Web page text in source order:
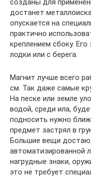
созданы для
достанет
опускается на
практично
креплением сбоку.
лодки или с берега.
Магнит лучше всего
см. Так даже самые
На песке или земле
водой, среди ила,
подносить нужно
предмет застрял в
Большие вещи
автоматизированной
нагрудные знаки,
это не требует